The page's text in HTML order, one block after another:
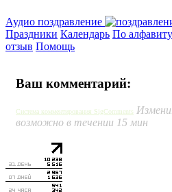
Аудио поздравление
Праздники Календарь По алфавиту
отзыв Помощь
Ваш комментарий:
Система комментирования SigComments
возможно в течении 15 мин